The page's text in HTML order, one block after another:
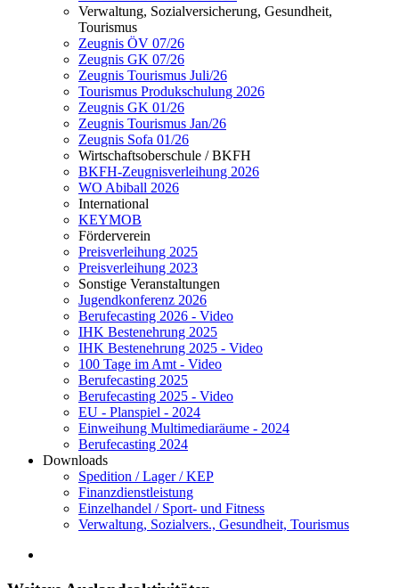
Verwaltung, Sozialversicherung, Gesundheit,
Tourismus
Zeugnis ÖV 07/26
Zeugnis GK 07/26
Zeugnis Tourismus Juli/26
Tourismus Produkschulung 2026
Zeugnis GK 01/26
Zeugnis Tourismus Jan/26
Zeugnis Sofa 01/26
Wirtschaftsoberschule / BKFH
BKFH-Zeugnisverleihung 2026
WO Abiball 2026
International
KEYMOB
Förderverein
Preisverleihung 2025
Preisverleihung 2023
Sonstige Veranstaltungen
Jugendkonferenz 2026
Berufecasting 2026 - Video
IHK Bestenehrung 2025
IHK Bestenehrung 2025 - Video
100 Tage im Amt - Video
Berufecasting 2025
Berufecasting 2025 - Video
EU - Planspiel - 2024
Einweihung Multimediaräume - 2024
Berufecasting 2024
Downloads
Spedition / Lager / KEP
Finanzdienstleistung
Einzelhandel / Sport- und Fitness
Verwaltung, Sozialvers., Gesundheit, Tourismus